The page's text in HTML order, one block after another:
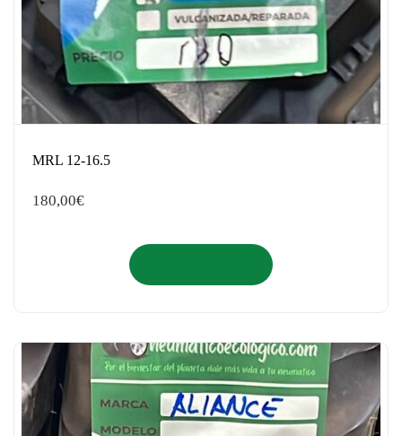
MRL 12-16.5
180,00€